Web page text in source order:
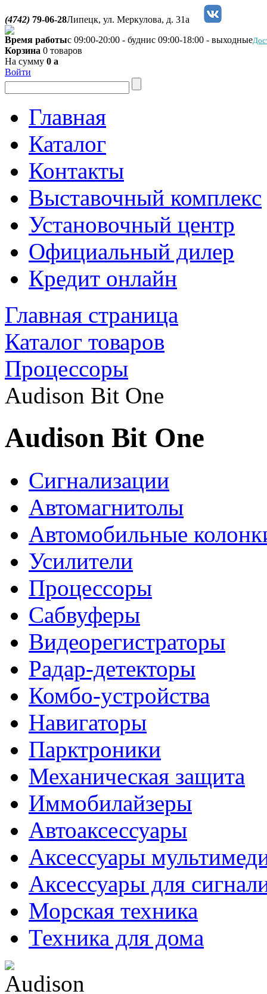
(4742) 79-06-28Липецк, ул. Меркулова, д. 31а
Время работыс 09:00-20:00 - буднис 09:00-18:00 - выходные
Корзина 0 товаров
На сумму 0 a
Войти
Главная
Каталог
Контакты
Выставочный комплекс
Установочный центр
Официальный дилер
Кредит онлайн
Главная страница
Каталог товаров
Процессоры
Audison Bit One
Audison Bit One
Сигнализации
Автомагнитолы
Автомобильные
Усилители
Процессоры
Сабвуферы
Видеорегистраторы
Радар-детекторы
Комбо-устройства
Навигаторы
Парктроники
Механическая защита
Иммобилайзеры
Автоаксессуары
Аксессуары
Аксессуары для
Морская техника
Техника для дома